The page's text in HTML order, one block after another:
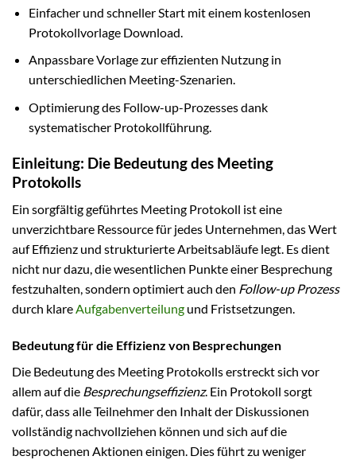
Einfacher und schneller Start mit einem kostenlosen
Protokollvorlage Download.
Anpassbare Vorlage zur effizienten Nutzung in
unterschiedlichen Meeting-Szenarien.
Optimierung des Follow-up-Prozesses dank
systematischer Protokollführung.
Einleitung: Die Bedeutung des Meeting
Protokolls
Ein sorgfältig geführtes Meeting Protokoll ist eine
unverzichtbare Ressource für jedes Unternehmen, das Wert
auf Effizienz und strukturierte Arbeitsabläufe legt. Es dient
nicht nur dazu, die wesentlichen Punkte einer Besprechung
festzuhalten, sondern optimiert auch den Follow-up Prozess
durch klareAufgabenverteilung und Fristsetzungen.
Bedeutung für die Effizienz von Besprechungen
Die Bedeutung des Meeting Protokolls erstreckt sich vor
allem auf die Besprechungseffizienz. Ein Protokoll sorgt
dafür, dass alle Teilnehmer den Inhalt der Diskussionen
vollständig nachvollziehen können und sich auf die
besprochenen Aktionen einigen. Dies führt zu weniger